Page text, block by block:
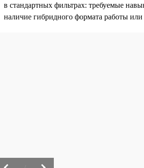
в стандартных фильтрах: требуемые
наличие гибридного формата работы